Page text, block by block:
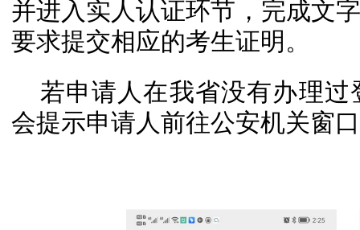
并进入实人认证环节，完成文
要求提交相应的考生证明。
若申请人在我省没有办理
会提示申请人前往公安机关窗